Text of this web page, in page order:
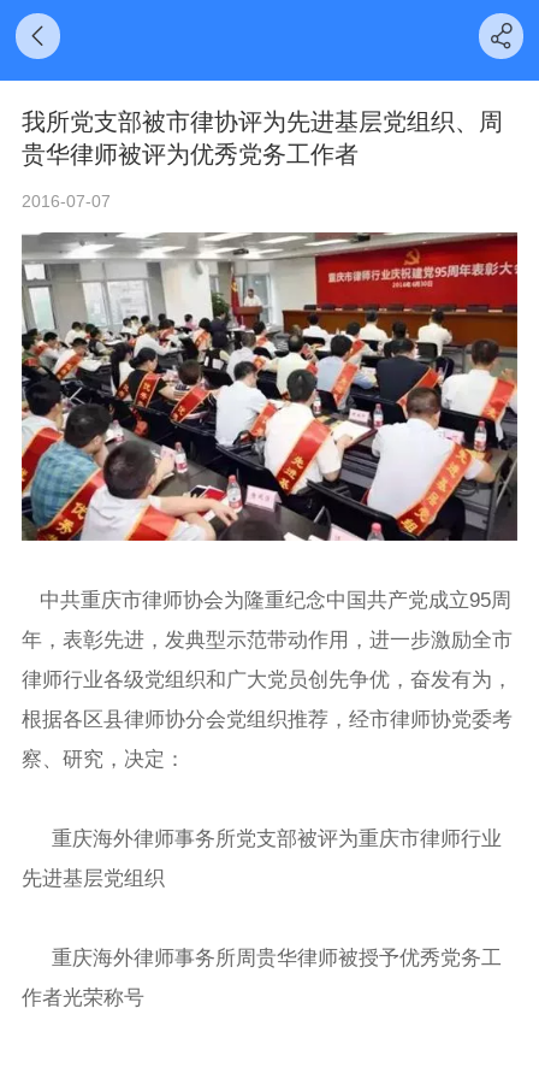
我所党支部被市律协评为先进基层党组织、周
贵华律师被评为优秀党务工作者
2016-07-07
中共重庆市律师协会为隆重纪念中国共产党成立95周
年，表彰先进，发典型示范带动作用，进一步激励全市
律师行业各级党组织和广大党员创先争优，奋发有为，
根据各区县律师协分会党组织推荐，经市律师协党委考
察、研究，决定：
重庆海外律师事务所党支部被评为重庆市律师行业
先进基层党组织
重庆海外律师事务所周贵华律师被授予优秀党务工
作者光荣称号